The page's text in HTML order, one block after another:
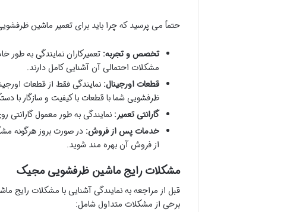
حتماً می پرسید که چرا باید برای تعمیر ماشین
تخصص و تجربه: تعمیرکاران نمایندگی به
مشکلات احتمالی آن آشنایی کامل دارند.
قطعات اورجینال: نمایندگی فقط از قطعات
ظرفشویی شما با قطعات با کیفیت و سازگار با
گارانتی تعمیر: نمایندگی به طور معمول گارانتی
خدمات پس از فروش: در صورت بروز هرگونه
از فروش آن بهره مند شوید.
مشکلات رایج ماشین ظرفشویی مجیک
قبل از مراجعه به نمایندگی آشنایی با مشکلات
برخی از مشکلات متداول شامل: